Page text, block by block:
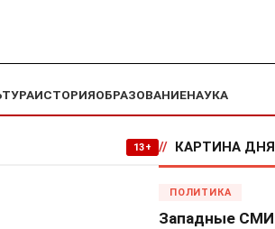
ИСТОРИЯОБРАЗОВАНИЕНАУКА
13+ // КАРТИНА ДНЯ
ПОЛИТИКА
Западные СМИ